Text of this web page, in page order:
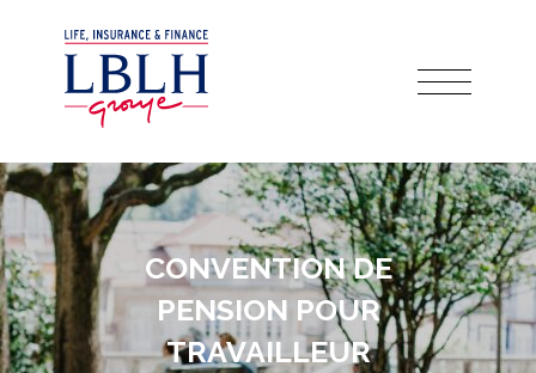
CONVENTION DE
PENSION POUR
TRAVAILLEUR